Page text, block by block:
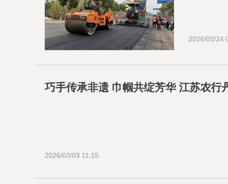
2026/03/24
巧手传承非遗 巾帼共绽芳华 江苏农行
2026/03/03 11:15